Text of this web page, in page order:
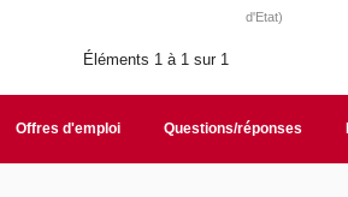
d'Etat)
Éléments 1 à 1 sur 1
Offres d'emploi Questions/réponses